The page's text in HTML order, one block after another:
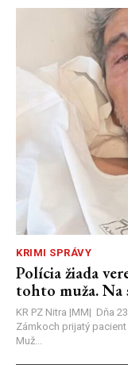
KRIMI SPRÁVY
Polícia žiada
tohto muža. Na
KR PZ Nitra |MM| Dňa
Zámkoch prijatý
Muž...